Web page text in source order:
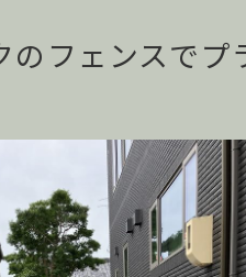
フェンスでプ